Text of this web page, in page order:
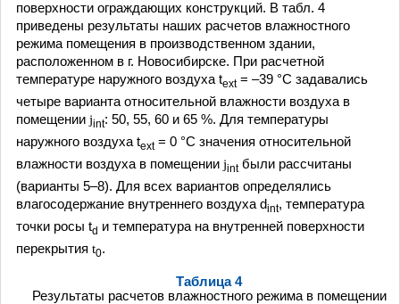
поверхности ограждающих конструкций. В табл. 4
приведены результаты наших расчетов влажностного
режима помещения в производственном здании,
расположенном в г. Новосибирске. При расчетной
температуре наружного воздуха text= –39 °С задавались
четыре варианта относительной влажности воздуха в
помещении jint: 50, 55, 60 и 65 %. Для температуры
наружного воздуха text= 0 °С значения относительной
влажности воздуха в помещении jintбыли рассчитаны
(варианты 5–8). Для всех вариантов определялись
влагосодержание внутреннего воздуха dint, температура
точки росы td и температура на внутренней поверхности
перекрытия t0.
Таблица 4
Результаты расчетов влажностного режима в помещении